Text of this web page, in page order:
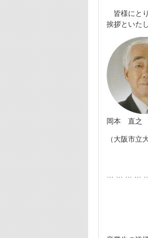
皆様にと
挨拶といた
岡本 直之
（大阪市立